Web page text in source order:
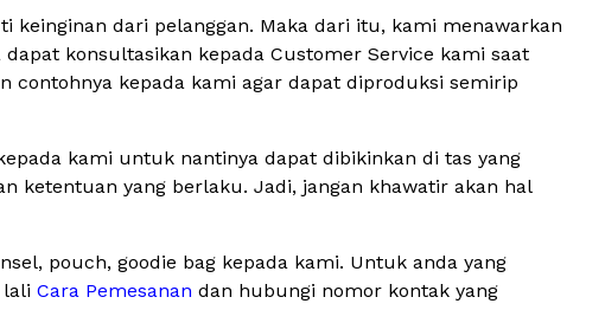
keinginan dari pelanggan. Maka dari itu, kami menawarkan
konsultasikan kepada Customer Service kami saat
contohnya kepada kami agar dapat diproduksi semirip
kami untuk nantinya dapat dibikinkan di tas yang
ketentuan yang berlaku. Jadi, jangan khawatir akan hal
pouch, goodie bag kepada kami. Untuk anda yang
lali Cara Pemesanan dan hubungi nomor kontak yang